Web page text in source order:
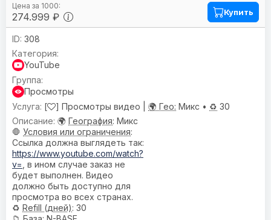
274.999 ₽ Купить
308
YouTube
Просмотры
[
] Просмотры видео | 🌍 Гео: Микс • ♻️ 30
🌍 География: Микс
🛑 Условия или ограничения:
Ссылка должна выглядеть так:
https://www.youtube.com/watch?
v= , в ином случае заказ не
будет выполнен. Видео
должно быть доступно для
просмотра во всех странах.
♻️ Refill (дней): 30